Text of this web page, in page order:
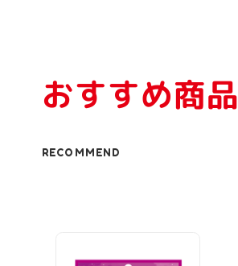
おすすめ商品
RECOMMEND